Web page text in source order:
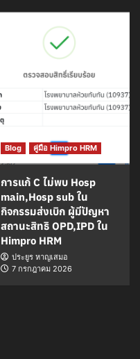
Blog คู่มือ Himpro HRM
การแก้ C ไม่พบ Hosp
main,Hosp sub ใน
กิจกรรมส่งเบิก ผู้มีปัญหา
สถานะสิทธิ OPD,IPD ใน
Himpro HRM
ประยูร หาญเสมอ
7 กรกฎาคม 2026